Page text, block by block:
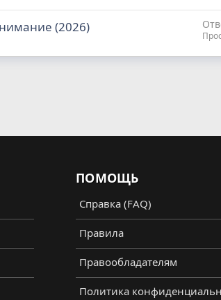
(2026)
ПОМОЩЬ
Справка (FAQ)
Правила
Правообладателям
Политика